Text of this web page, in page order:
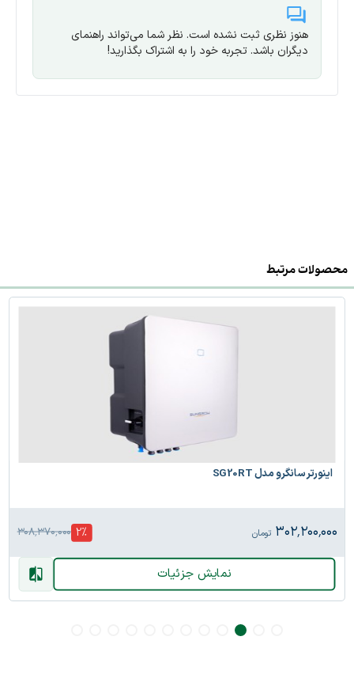
هنوز نظری ثبت نشده است. نظر شما می‌تواند راهنمای
دیگران باشد. تجربه خود را به اشتراک بگذارید!
محصولات مرتبط
اینورتر سانگرو مدل SG20RT
۳۰۲٬۲۰۰٬۰۰۰ تومان 2% ۳۰۸٬۳۷۰٬۰۰۰
نمایش جزئیات